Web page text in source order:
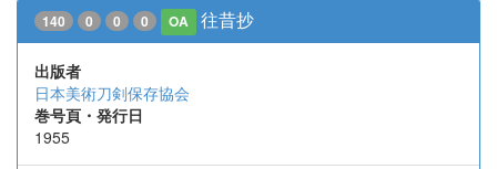
140 0 0 0 OA 往昔抄
出版者
日本美術刀剣保存協会
巻号頁・発行日
1955